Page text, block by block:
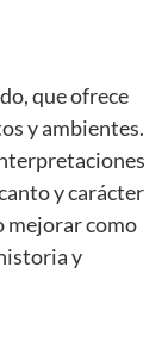
que ofrece
y ambientes.
y carácter
mejorar como
y